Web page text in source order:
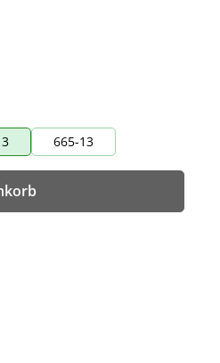
665-13
oder benutze die